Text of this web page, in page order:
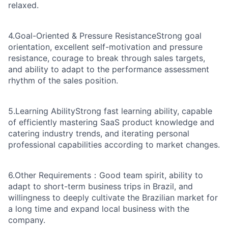
relaxed.
4.Goal-Oriented & Pressure ResistanceStrong goal
orientation, excellent self-motivation and pressure
resistance, courage to break through sales targets,
and ability to adapt to the performance assessment
rhythm of the sales position.
5.Learning AbilityStrong fast learning ability, capable
of efficiently mastering SaaS product knowledge and
catering industry trends, and iterating personal
professional capabilities according to market changes.
6.Other Requirements： Good team spirit, ability to
adapt to short-term business trips in Brazil, and
willingness to deeply cultivate the Brazilian market for
a long time and expand local business with the
company.